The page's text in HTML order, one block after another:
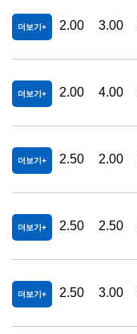
더보기 2.00 3.00
더보기 2.00 4.00
더보기 2.50 2.00
더보기 2.50 2.50
더보기 2.50 3.00